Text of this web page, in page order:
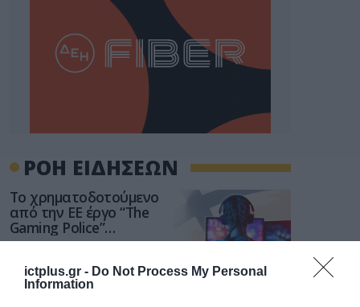
ictplus.gr - Do Not Process My Personal
Information
ΡΟΗ ΕΙΔΗΣΕΩΝ
Το χρηματοδοτούμενο
από την ΕΕ έργο “The
Gaming Police”
ενισχύει την ασφάλεια
διαδίκτυο
ΑΑΔΕ: Διευκρινίσεις